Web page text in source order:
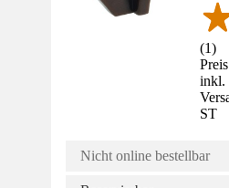
(1)
inkl.
ST
Nicht online bestellbar